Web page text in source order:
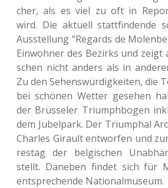
cher, als es viel zu oft in
wird. Die aktu­ell statt­fin­den­de
Aus­stel­lung “Regards de
Ein­woh­ner des Bezirks und
schen nicht anders als in
Zu den Sehens­wür­dig­kei­ten, die
bei schö­nen Wetter gese­hen
der Brüs­se­ler Tri­umph­bo­gen
dem Jubel­park. Der Tri­um­phal
Charles Girault ent­wor­fen und
res­tag der bel­gi­schen
stellt. Dane­ben findet sich für
ent­spre­chen­de Nationalmuseum.